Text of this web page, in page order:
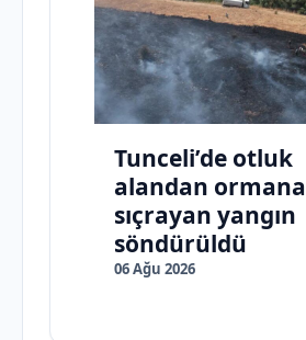
Tunceli’de otluk
alandan ormana
sıçrayan yangın
söndürüldü
06 Ağu 2026